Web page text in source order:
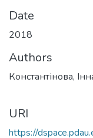
Date
2018
Authors
Константінова,
URI
https://